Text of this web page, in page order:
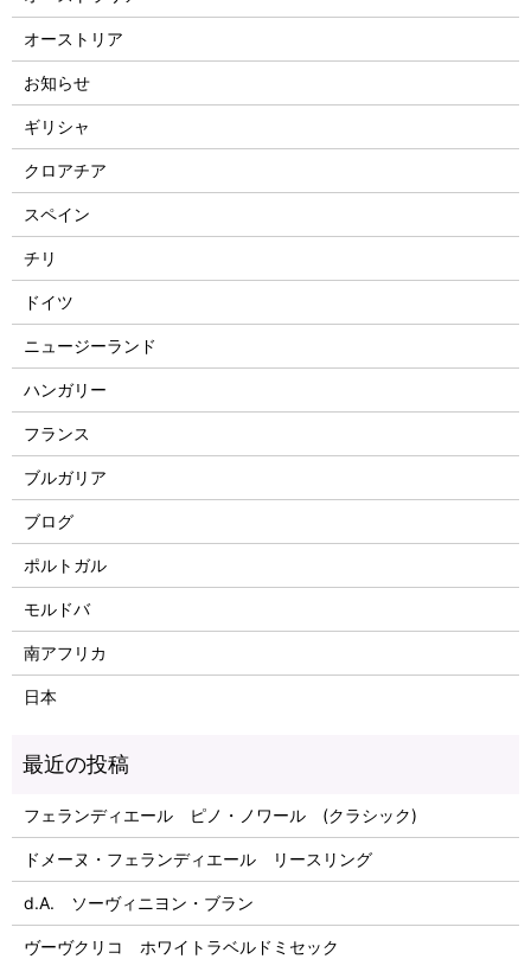
オーストリア
お知らせ
ギリシャ
クロアチア
スペイン
チリ
ドイツ
ニュージーランド
ハンガリー
フランス
ブルガリア
ブログ
ポルトガル
モルドバ
南アフリカ
日本
フェランディエール ピノ・ノワール (クラシック)
ドメーヌ・フェランディエール リースリング
d.A. ソーヴィニヨン・ブラン
ヴーヴクリコ ホワイトラベルドミセック